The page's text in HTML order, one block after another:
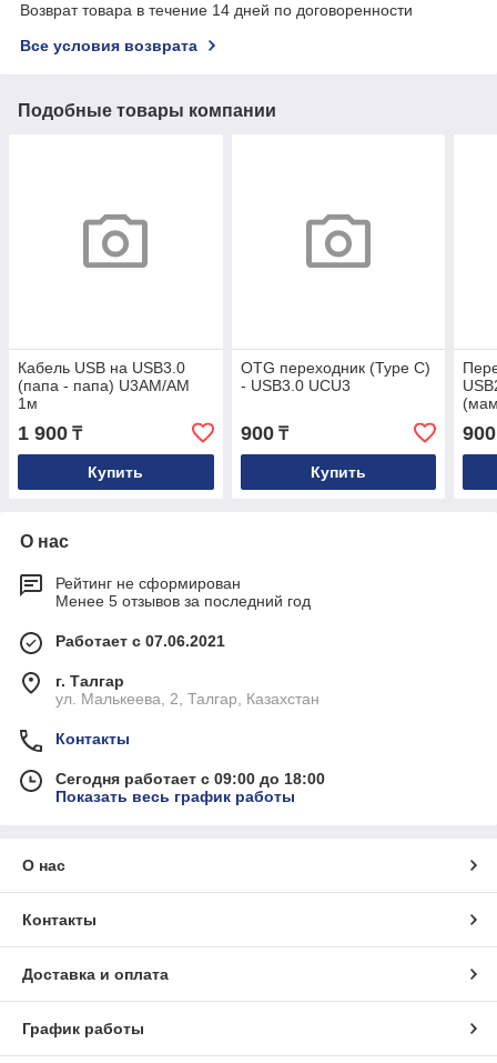
Возврат товара в течение 14 дней по договоренности
Все условия возврата
Подобные товары компании
Кабель USB на USB3.0
(папа - папа) U3AM/AM
1м
1 900 ₸
Купить
OTG переходник (Type C)
- USB3.0 UCU3
900₸
Купить
900
О нас
Рейтинг не сформирован
Менее 5 отзывов за последний год
Работает с 07.06.2021
г. Талгар
ул. Малькеева, 2, Талгар, Казахстан
Контакты
Сегодня работает с 09:00 до 18:00
Показать весь график работы
О нас
Контакты
Доставка и оплата
График работы